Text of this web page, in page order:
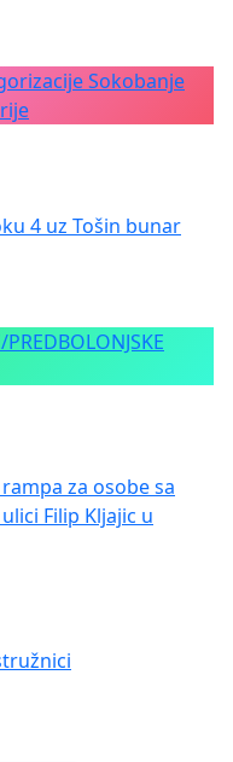
Sokobanje
4 uz Tošin bunar
za osobe sa
Filip Kljajic u